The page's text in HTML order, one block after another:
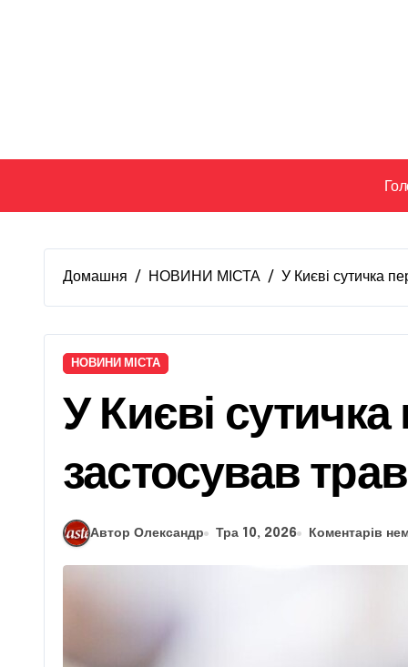
Домашня НОВИНИ МІСТА У Києві сутичка
НОВИНИ МІСТА
У Києві
застосував
Автор Олександр Тра 10, 2026 Коментарів